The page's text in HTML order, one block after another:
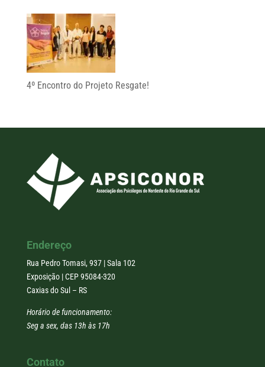
4º Encontro do Projeto Resgate!
Endereço
Rua Pedro Tomasi, 937 | Sala 102
Exposição | CEP 95084-320
Caxias do Sul – RS
Horário de funcionamento:
Seg a sex, das 13h às 17h
Contato